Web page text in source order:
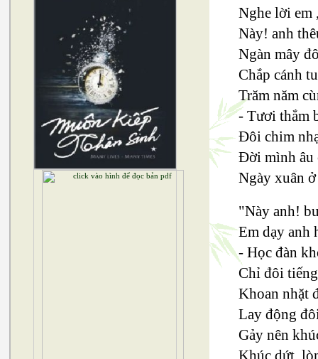
Nghe lời em
Này! anh
Ngàn mây
Chắp cánh
Trăm năm
- Tươi thắm
Đôi chim
Đời mình âu
Ngày xuân
"Này anh!
Em dạy anh
- Học đàn
Chỉ đôi
Khoan nhặt
Lay động
Gảy nên
Khúc dứt,